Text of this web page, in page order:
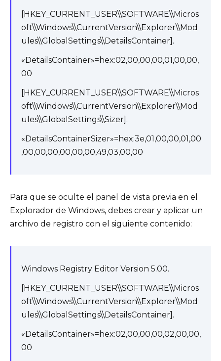
[HKEY_CURRENT_USER\\SOFTWARE\\Micros
oft\\Windows\\CurrentVersion\\Explorer\\Mod
ules\\GlobalSettings\\DetailsContainer].
«DetailsContainer»=hex:02,00,00,00,01,00,00,
00
[HKEY_CURRENT_USER\\SOFTWARE\\Micros
oft\\Windows\\CurrentVersion\\Explorer\\Mod
ules\\GlobalSettings\\Sizer].
«DetailsContainerSizer»=hex:3e,01,00,00,01,00
,00,00,00,00,00,00,49,03,00,00
Para que se oculte el panel de vista previa en el
Explorador de Windows, debes crear y aplicar un
archivo de registro con el siguiente contenido:
Windows Registry Editor Version 5.00.
[HKEY_CURRENT_USER\\SOFTWARE\\Micros
oft\\Windows\\CurrentVersion\\Explorer\\Mod
ules\\GlobalSettings\\DetailsContainer].
«DetailsContainer»=hex:02,00,00,00,02,00,00,
00